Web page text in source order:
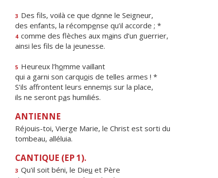
3 Des fils, voilà ce que donne le Seigneur,
des enfants, la récompense qu’il accorde ; *
4 comme des flèches aux mains d’un guerrier,
ainsi les fls de la jeunesse.
5 Heureux l’homme vaillant
qui a garni son carquois de telles armes ! *
S’ils affrontent leurs ennemis sur la place,
ils ne seront pas humiliés.
ANTIENNE
Réjouis-toi, Vierge Marie, le Christ est sorti du
tombeau, alléluia.
CANTIQUE (EP 1).
3 Qu'il soit béni, le Dieu et Père